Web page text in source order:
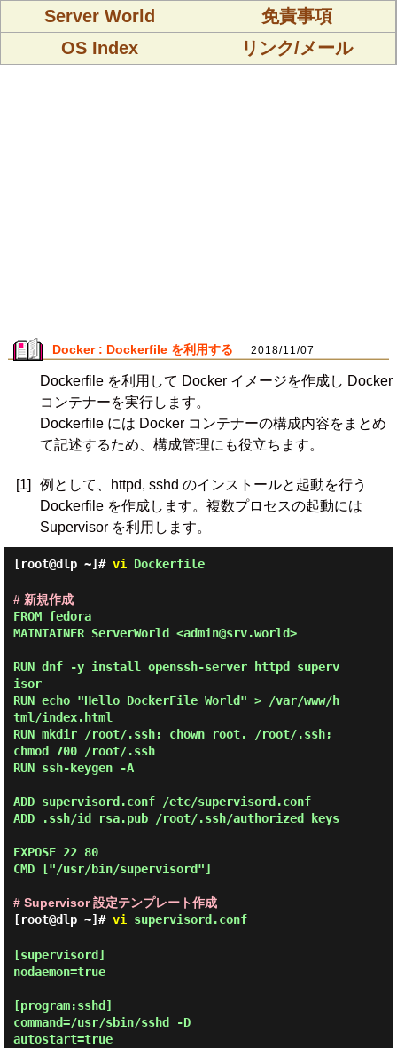
Server World
免責事項
OS Index
リンク/メール
Docker : Dockerfile を利用する 2018/11/07
Dockerfile を利用して Docker イメージを作成し Docker
コンテナーを実行します。
Dockerfile には Docker コンテナーの構成内容をまとめ
て記述するため、構成管理にも役立ちます。
[1]
例として、httpd, sshd のインストールと起動を行う
Dockerfile を作成します。複数プロセスの起動には
Supervisor を利用します。
[root@dlp ~]# vi Dockerfile
# 新規作成
FROM fedora
MAINTAINER ServerWorld <admin@srv.world>
RUN dnf -y install openssh-server httpd superv
isor
RUN echo "Hello DockerFile World" > /var/www/h
tml/index.html
RUN mkdir /root/.ssh; chown root. /root/.ssh;
chmod 700 /root/.ssh
RUN ssh-keygen -A
ADD supervisord.conf /etc/supervisord.conf
ADD .ssh/id_rsa.pub /root/.ssh/authorized_keys
EXPOSE 22 80
CMD ["/usr/bin/supervisord"]
# Supervisor 設定テンプレート作成
[root@dlp ~]# vi supervisord.conf
[supervisord]
nodaemon=true
[program:sshd]
command=/usr/sbin/sshd -D
autostart=true